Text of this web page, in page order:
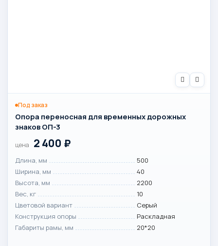
Под заказ
Опора переносная для временных дорожных
знаков ОП-3
цена 2 400 ₽
Длина, мм
500
Ширина, мм
40
Высота, мм
2200
Вес, кг
10
Цветовой вариант
Серый
Конструкция опоры
Раскладная
Габариты рамы, мм
20*20